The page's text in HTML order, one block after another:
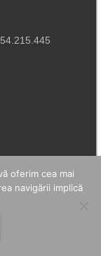
oferim cea mai
navigării implică